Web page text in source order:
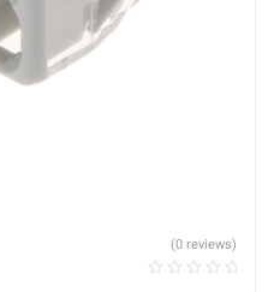
(0 reviews)